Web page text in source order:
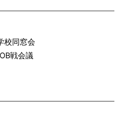
校同窓会
内６校OB戦会議